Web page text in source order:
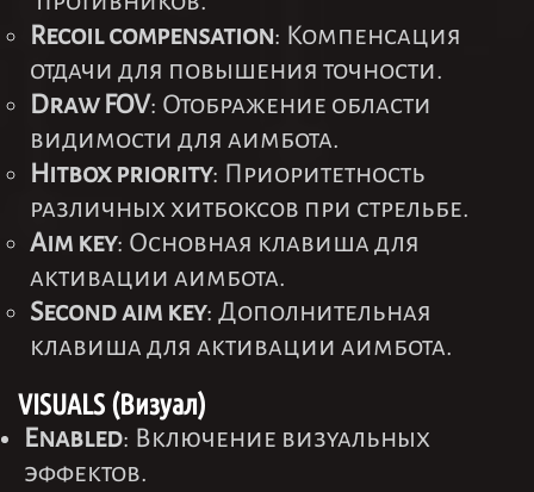
Recoil compensation: Компенсация
отдачи для повышения точности.
Draw FOV: Отображение области
видимости для аимбота.
Hitbox priority: Приоритетность
различных хитбоксов при стрельбе.
Aim key: Основная клавиша для
активации аимбота.
Second aim key: Дополнительная
клавиша для активации аимбота.
VISUALS (Визуал)
Enabled: Включение визуальных
эффектов.